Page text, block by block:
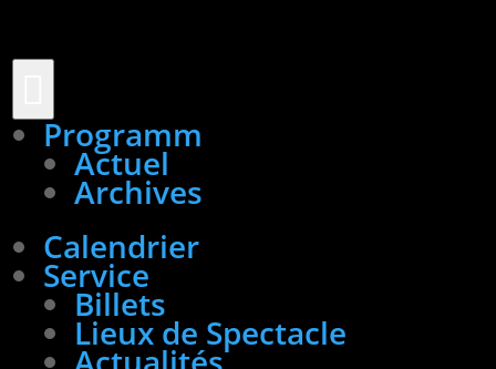
Programm
Actuel
Archives
Calendrier
Service
Billets
Lieux de Spectacle